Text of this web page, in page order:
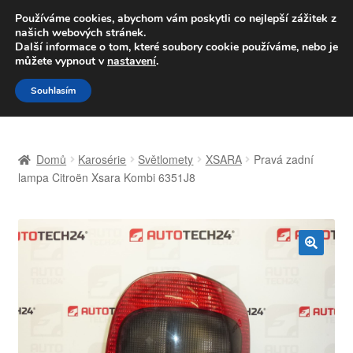
DOPRAVA od 139,-Kč
Volejte po-pá 9-16 704 494 494
Přeskočit
na
navigaci
Přejít
k
obsahu
Celosvětová doprava
Domů Karosérie Světlomety XSARA
Pravá zadní
lampa Citroën Xsara Kombi 6351J8
Používáme cookies, abychom vám poskytli co nejlepší zážitek z
našich webových stránek.
Další informace o tom, které soubory cookie používáme, nebo je
můžete vypnout v nastavení.
Souhlasím